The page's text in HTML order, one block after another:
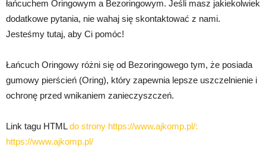
łańcuchem Oringowym a Bezoringowym. Jeśli masz jakiekolwiek
dodatkowe pytania, nie wahaj się skontaktować z nami.
Jesteśmy tutaj, aby Ci pomóc!
Łańcuch Oringowy różni się od Bezoringowego tym, że posiada
gumowy pierścień (Oring), który zapewnia lepsze uszczelnienie i
ochronę przed wnikaniem zanieczyszczeń.
Link tagu HTMLdo strony https://www.ajkomp.pl/:
https://www.ajkomp.pl/